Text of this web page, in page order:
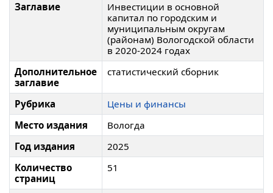
Заглавие
Инвестиции в основной
капитал по городским и
муниципальным округам
(районам) Вологодской области
в 2020-2024 годах
Дополнительное
заглавие
статистический сборник
Рубрика
Цены и финансы
Место издания
Вологда
Год издания
2025
Количество
страниц
51